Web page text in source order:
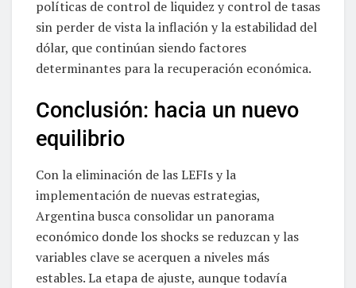
políticas de control de liquidez y control de tasas
sin perder de vista la inflación y la estabilidad del
dólar, que continúan siendo factores
determinantes para la recuperación económica.
Conclusión: hacia un nuevo
equilibrio
Con la eliminación de las LEFIs y la
implementación de nuevas estrategias,
Argentina busca consolidar un panorama
económico donde los shocks se reduzcan y las
variables clave se acerquen a niveles más
estables. La etapa de ajuste, aunque todavía